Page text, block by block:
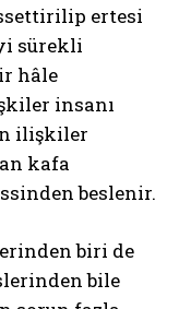
ertesi
sürekli
hâle
insanı
ilişkiler
kafa
beslenir.
biri de
bile